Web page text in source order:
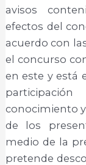
avisos
efectos del
acuerdo con
el concurso
en este y está
conocimiento
de los
medio de la
pretende